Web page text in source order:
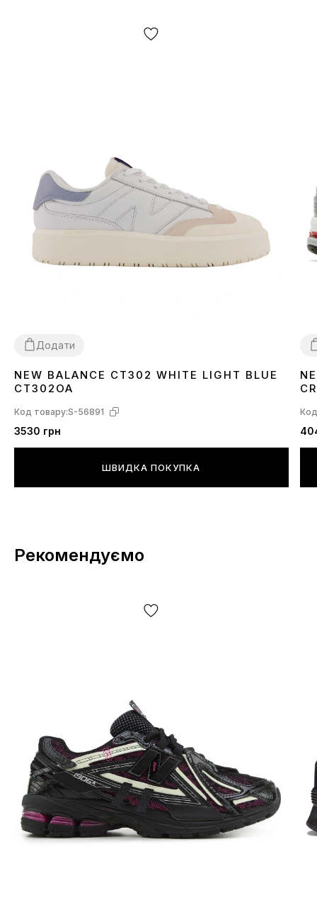
Додати
3639
NEW BALANCE CT302 WHITE LIGHT BLUE
CT302OA
Код товару:S-56891
3530 грн
ШВИДКА ПОКУПКА
Рекомендуємо